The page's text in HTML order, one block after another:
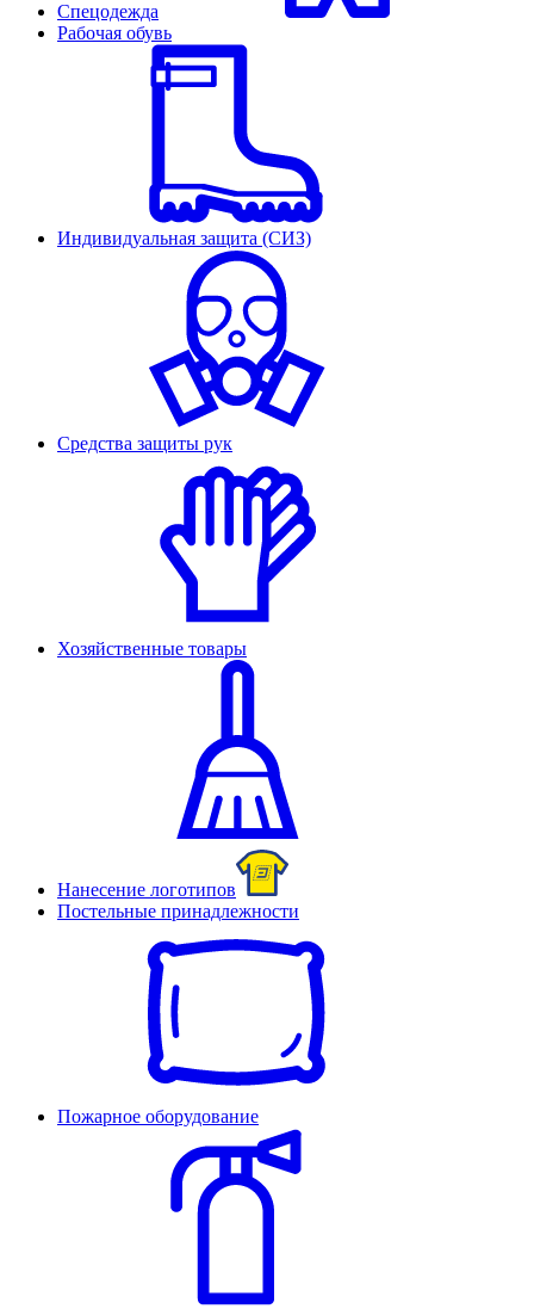
Спецодежда
Рабочая обувь
Индивидуальная защита (СИЗ)
Средства защиты рук
Хозяйственные товары
Нанесение логотипов
Постельные принадлежности
Пожарное оборудование